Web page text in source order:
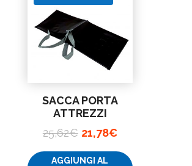
SACCA PORTA
ATTREZZI
25,62€ Il
prezzo
21,78€Il
prezzo
AGGIUNGI AL